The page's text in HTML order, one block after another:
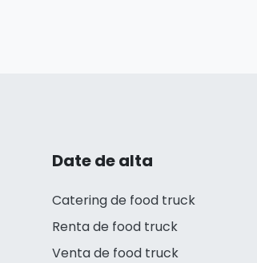
Date de alta
Catering de food truck
Renta de food truck
Venta de food truck